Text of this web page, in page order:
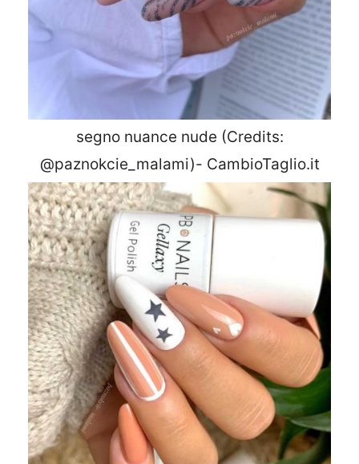
segno nuance nude (Credits:
@paznokcie_malami)- CambioTaglio.it